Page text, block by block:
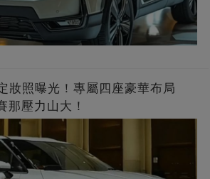
妝照曝光！專屬四座豪華布局
那壓力山大！